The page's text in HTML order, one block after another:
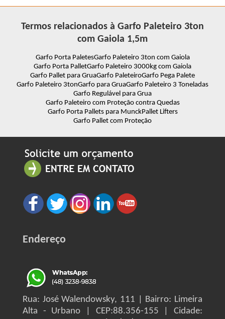
Termos relacionados à Garfo Paleteiro 3ton
com Gaiola 1,5m
Garfo Porta PaletesGarfo Paleteiro 3ton com Gaiola
Garfo Porta PalletGarfo Paleteiro 3000kg com Gaiola
Garfo Pallet para GruaGarfo PaleteiroGarfo Pega Palete
Garfo Paleteiro 3tonGarfo para GruaGarfo Paleteiro 3 Toneladas
Garfo Regulável para Grua
Garfo Paleteiro com Proteção contra Quedas
Garfo Porta Pallets para MunckPallet Lifters
Garfo Pallet com Proteção
Endereço
Rua: José Walendowsky, 111 | Bairro: Limeira
Alta - Urbano | CEP:88.356-155 | Cidade: